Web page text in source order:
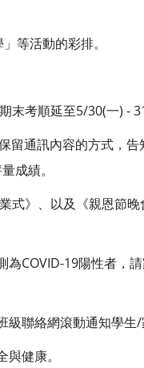
等活動的彩排。
考順延至5/30(一) -
留通訊內容的方式，
成績。
式》、以及《親恩節
COVID-19陽性者，
聯絡網滾動通知學生/
健康。